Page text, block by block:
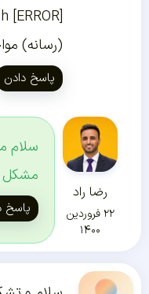
(رسانه)
پاسخ دادن
رضا راد
۲۲ فروردین
۱۴۰۰
سلام
مشکل
پاسخ